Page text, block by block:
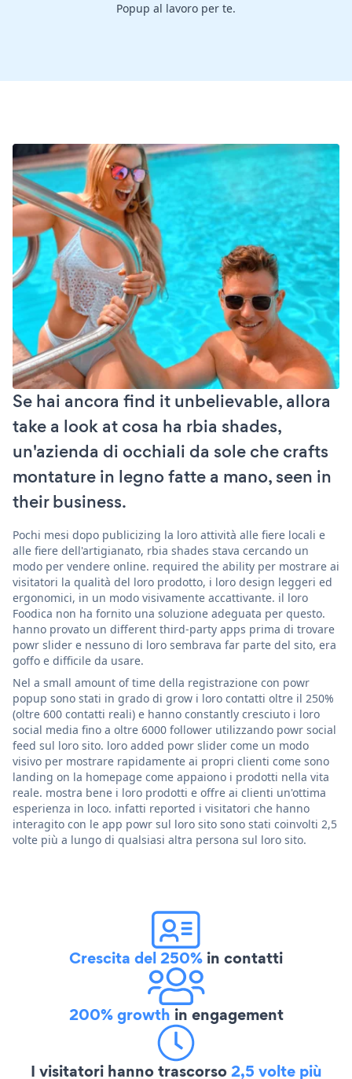
Popup al lavoro per te.
Se hai ancora find it unbelievable, allora
take a look at cosa ha rbia shades,
un'azienda di occhiali da sole che crafts
montature in legno fatte a mano, seen in
their business.
Pochi mesi dopo publicizing la loro attività alle fiere locali e
alle fiere dell'artigianato, rbia shades stava cercando un
modo per vendere online. required the ability per mostrare ai
visitatori la qualità del loro prodotto, i loro design leggeri ed
ergonomici, in un modo visivamente accattivante. il loro
Foodica non ha fornito una soluzione adeguata per questo.
hanno provato un different third-party apps prima di trovare
powr slider e nessuno di loro sembrava far parte del sito, era
goffo e difficile da usare.
Nel a small amount of time della registrazione con powr
popup sono stati in grado di grow i loro contatti oltre il 250%
(oltre 600 contatti reali) e hanno constantly cresciuto i loro
social media fino a oltre 6000 follower utilizzando powr social
feed sul loro sito. loro added powr slider come un modo
visivo per mostrare rapidamente ai propri clienti come sono
landing on la homepage come appaiono i prodotti nella vita
reale. mostra bene i loro prodotti e offre ai clienti un'ottima
esperienza in loco. infatti reported i visitatori che hanno
interagito con le app powr sul loro sito sono stati coinvolti 2,5
volte più a lungo di qualsiasi altra persona sul loro sito.
Crescita del 250% in contatti
200% growth in engagement
I visitatori hanno trascorso2,5 volte più